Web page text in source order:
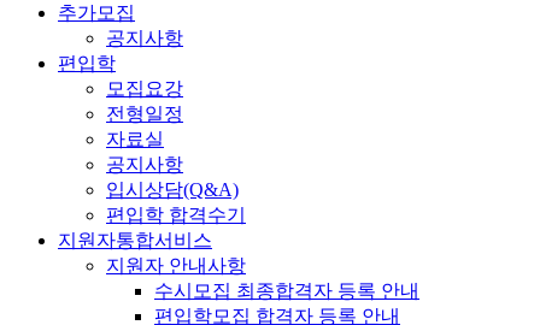
추가모집
공지사항
편입학
모집요강
전형일정
자료실
공지사항
입시상담(Q&A)
편입학 합격수기
지원자통합서비스
지원자 안내사항
수시모집 최종합격자 등록 안내
편입학모집 합격자 등록 안내